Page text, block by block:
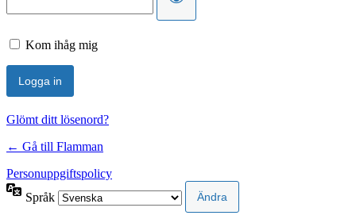
Kom ihåg mig
Glömt ditt lösenord?
← Gå till Flamman
Personuppgiftspolicy
Språk